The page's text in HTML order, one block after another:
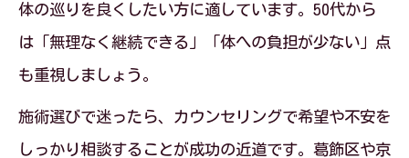
体の巡りを良くしたい方に適しています。50代から
は「無理なく継続できる」「体への負担が少ない」点
も重視しましょう。
施術選びで迷ったら、カウンセリングで希望や不安を
しっかり相談することが成功の近道です。葛飾区や京